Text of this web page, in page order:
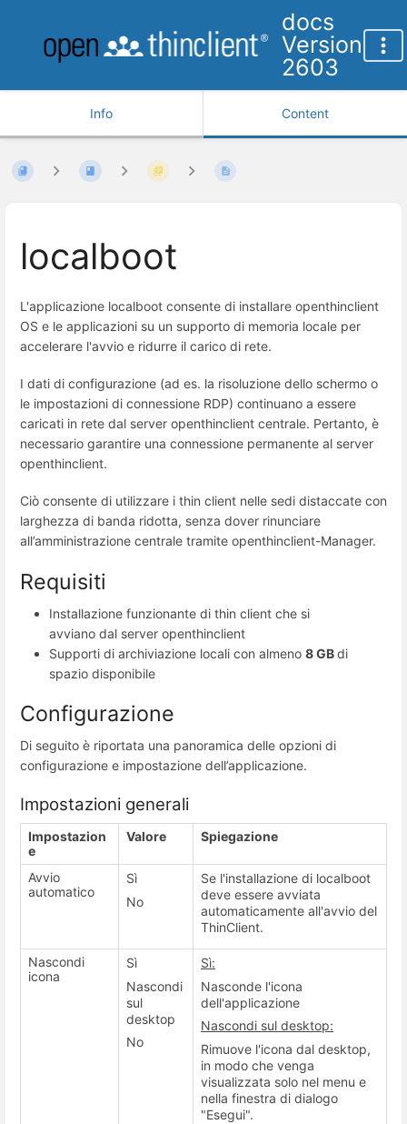
docs
Version
2603
Info Content
localboot
L'applicazione localboot consente di installare openthinclient
OS e le applicazioni su un supporto di memoria locale per
accelerare l'avvio e ridurre il carico di rete.
I dati di configurazione (ad es. la risoluzione dello schermo o
le impostazioni di connessione RDP) continuano a essere
caricati in rete dal server openthinclient centrale. Pertanto, è
necessario garantire una connessione permanente al server
openthinclient.
Ciò consente di utilizzare i thin client nelle sedi distaccate con
larghezza di banda ridotta, senza dover rinunciare
all’amministrazione centrale tramite openthinclient-Manager.
Requisiti
Installazione funzionante di thin client che si
avviano dal server openthinclient
Supporti di archiviazione locali con almeno 8 GBdi
spazio disponibile
Configurazione
Di seguito è riportata una panoramica delle opzioni di
configurazione e impostazione dell’applicazione.
Impostazioni generali
Impostazion
e
Valore Spiegazione
Avvio
automatico
Sì
No
Se l'installazione di localboot
deve essere avviata
automaticamente all'avvio del
ThinClient.
Nascondi
icona
Sì
Nascondi
sul
desktop
No
Sì:
Nasconde l'icona
dell'applicazione
Nascondi sul desktop:
Rimuove l'icona dal desktop,
in modo che venga
visualizzata solo nel menu e
nella finestra di dialogo
"Esegui".